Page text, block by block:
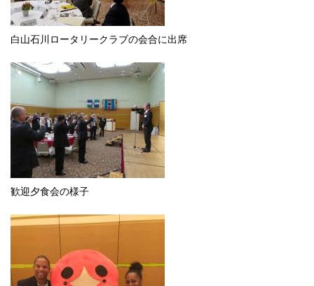
白山石川ロータリークラブの会合に出席
歓迎夕食会の様子